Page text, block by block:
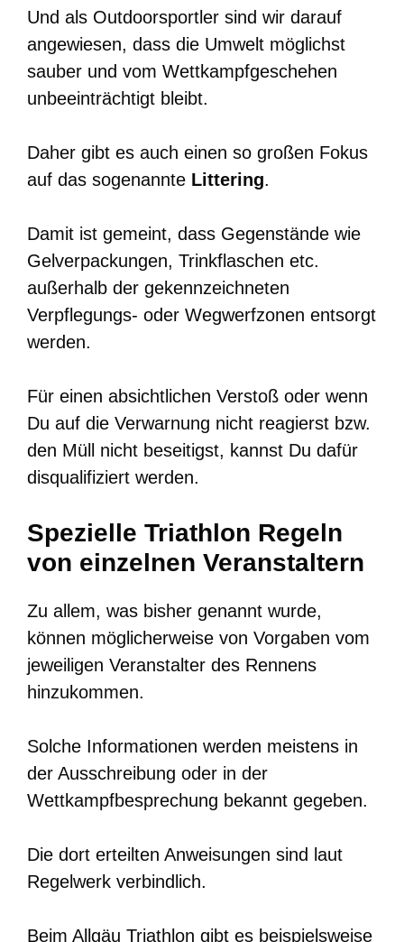
Und als Outdoorsportler sind wir darauf
angewiesen, dass die Umwelt möglichst
sauber und vom Wettkampfgeschehen
unbeeinträchtigt bleibt.
Daher gibt es auch einen so großen Fokus
auf das sogenannte Littering.
Damit ist gemeint, dass Gegenstände wie
Gelverpackungen, Trinkflaschen etc.
außerhalb der gekennzeichneten
Verpflegungs- oder Wegwerfzonen entsorgt
werden.
Für einen absichtlichen Verstoß oder wenn
Du auf die Verwarnung nicht reagierst bzw.
den Müll nicht beseitigst, kannst Du dafür
disqualifiziert werden.
Spezielle Triathlon Regeln
von einzelnen Veranstaltern
Zu allem, was bisher genannt wurde,
können möglicherweise von Vorgaben vom
jeweiligen Veranstalter des Rennens
hinzukommen.
Solche Informationen werden meistens in
der Ausschreibung oder in der
Wettkampfbesprechung bekannt gegeben.
Die dort erteilten Anweisungen sind laut
Regelwerk verbindlich.
Beim Allgäu Triathlon gibt es beispielsweise